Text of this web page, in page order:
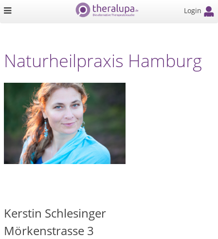
Login
Naturheilpraxis Hamburg
Kerstin Schlesinger
Mörkenstrasse 3